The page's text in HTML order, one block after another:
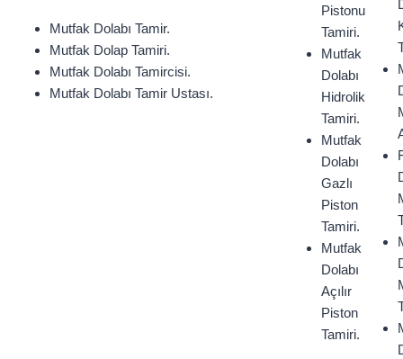
Mutfak Dolabı Tamir.
Mutfak Dolap Tamiri.
Mutfak Dolabı Tamircisi.
Mutfak Dolabı Tamir Ustası.
Pistonu
Tamiri.
Mutfak
Dolabı
Hidrolik
Tamiri.
Mutfak
Dolabı
Gazlı
Piston
Tamiri.
Mutfak
Dolabı
Açılır
Piston
Tamiri.